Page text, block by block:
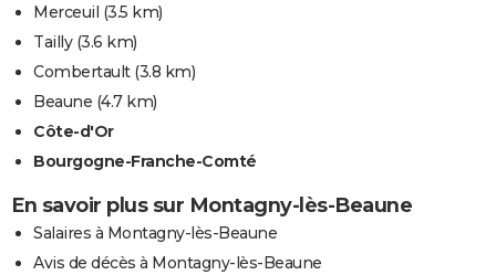
Merceuil (3.5 km)
Tailly(3.6 km)
Combertault(3.8 km)
Beaune (4.7 km)
Côte-d'Or
Bourgogne-Franche-Comté
En savoir plus sur Montagny-lès-Beaune
Salaires à Montagny-lès-Beaune
Avis de décès à Montagny-lès-Beaune